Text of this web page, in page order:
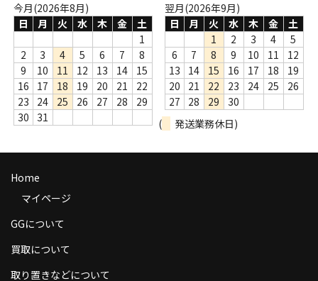
Webのみ no.2
Webのみ no.3
Webのみ no.4
売り切れ
商品の発送
お支払い方法
今月(2026年8月)
日
月 火 水 木 金
土
1
2
3 4 5 6 7
8
9
10 11 12 13 14
15
16
17 18 19 20 21
22
23
24 25 26 27 28
29
30
31
翌月(2026年9月)
日
月 火 水 木 金
土
1
2 3 4
5
6
7 8 9 10 11
12
13
14 15 16 17 18
19
20
21 22 23 24 25
26
27
28 29
30
(
発送業務休日)
Home
マイページ
GGについて
買取について
取り置きなどについて